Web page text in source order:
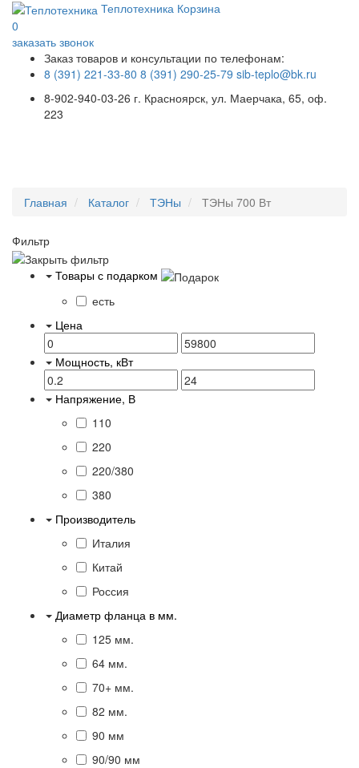
Теплотехника Корзина
0
заказать звонок
Заказ товаров и консультации по телефонам:
8 (391) 221-33-80 8 (391) 290-25-79 sib-teplo@bk.ru
8-902-940-03-26 г. Красноярск, ул. Маерчака, 65, оф.
223
Главная Каталог ТЭНы ТЭНы 700 Вт
Фильтр
Товары с подарком
есть
Цена
Мощность, кВт
Напряжение, В
110
220
220/380
380
Производитель
Италия
Китай
Россия
Диаметр фланца в мм.
125 мм.
64 мм.
70+ мм.
82 мм.
90 мм
90/90 мм